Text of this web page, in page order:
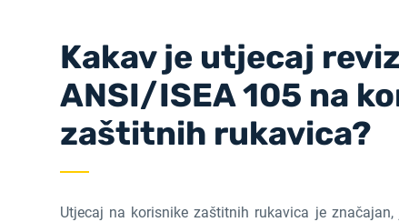
Kakav je utjecaj
ANSI/ISEA 105 na
zaštitnih rukavica?
Utjecaj na korisnike zaštitnih rukavica je